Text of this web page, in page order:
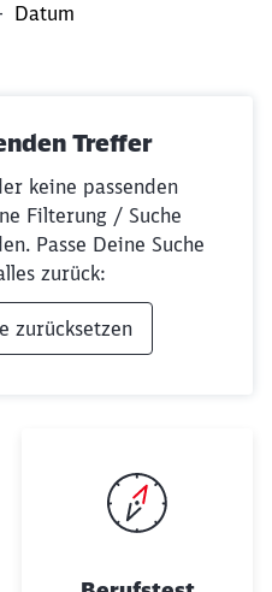
Datum
Treffer
keine passenden
Filterung / Suche
Passe Deine Suche
zurück:
zurücksetzen
Schließen